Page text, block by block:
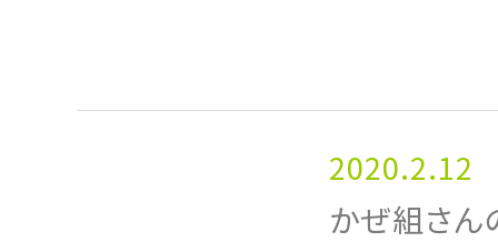
2020.2.12
かぜ組さん